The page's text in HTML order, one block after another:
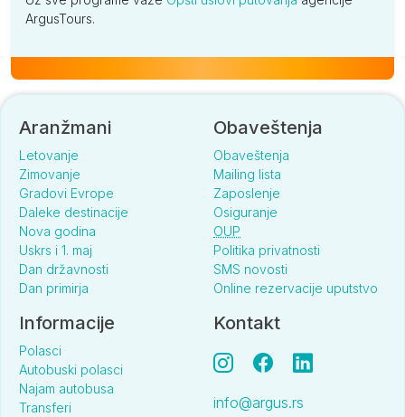
ArgusTours.
Aranžmani
Letovanje
Zimovanje
Gradovi Evrope
Daleke destinacije
Nova godina
Uskrs i 1. maj
Dan državnosti
Dan primirja
Obaveštenja
Obaveštenja
Mailing lista
Zaposlenje
Osiguranje
OUP
Politika privatnosti
SMS novosti
Online rezervacije uputstvo
Informacije
Polasci
Autobuski polasci
Najam autobusa
Transferi
Kontakt
info@argus.rs